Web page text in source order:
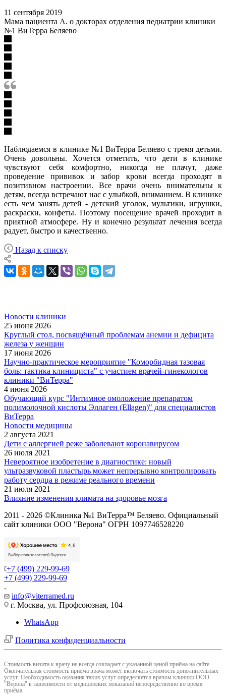
11 сентября 2019
Мама пациента А. о докторах отделения педиатрии клиники
№1 ВиТерра Беляево
Наблюдаемся в клинике №1 ВиТерра Беляево с тремя детьми.
Очень довольны. Хочется отметить, что дети в клинике
чувствуют себя комфортно, никогда не плачут, даже
проведение прививок и забор крови всегда проходят в
позитивном настроении. Все врачи очень внимательны к
детям, всегда встречают нас с улыбкой, вниманием. В клинике
есть чем занять детей - детский уголок, мультики, игрушки,
раскраски, конфеты. Поэтому посещение врачей проходит в
приятной атмосфере. Ну и конечно результат лечения всегда
радует, быстро и качественно.
Назад к списку
Новости клиники
25 июня 2026
Круглый стол, посвящённый проблемам анемии и дефицита
железа у женщин
17 июня 2026
Научно-практическое мероприятие "Коморбидная тазовая
боль: тактика клинициста" с участием врачей-гинекологов
клиники "ВиТерра"
4 июня 2026
Обучающий курс "Интимное омоложение препаратом
полимолочной кислоты Эллаген (Ellagen)" для специалистов
ВиТерра
Новости медицины
2 августа 2021
Дети с аллергией реже заболевают коронавирусом
26 июля 2021
Невероятное изобретение в диагностике: новый
ультразвуковой пластырь может непрерывно контролировать
работу сердца в режиме реального времени
21 июля 2021
Влияние изменения климата на здоровье мозга
2011 - 2026 ©Клиника №1 ВиТерра™ Беляево. Официальный
сайт клиники ООО "Верона" ОГРН 1097746528220
+7 (499) 229-99-69
+7 (499) 229-99-69
info@viterramed.ru
г. Москва, ул. Профсоюзная, 104
WhatsApp
Политика конфиденциальности
Cтоимость визита к врачу не всегда совпадает с указанной ценой приёма на сайте.
Окончательная стоимость приема врача может включать стоимость дополнительных
услуг. Необходимость оказания таких услуг определяется врачом клиники ООО
"Верона" в зависимости от медицинских показаний непосредственно во время
приёма.